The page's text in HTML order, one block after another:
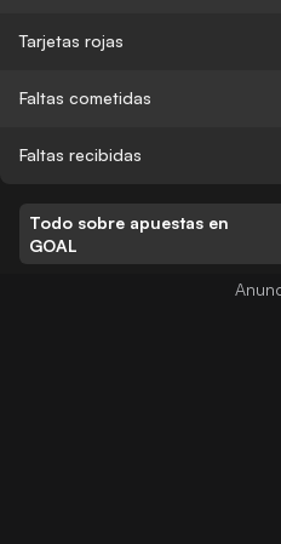
Tarjetas rojas
Faltas cometidas
Faltas recibidas
Todo sobre apuestas en
GOAL